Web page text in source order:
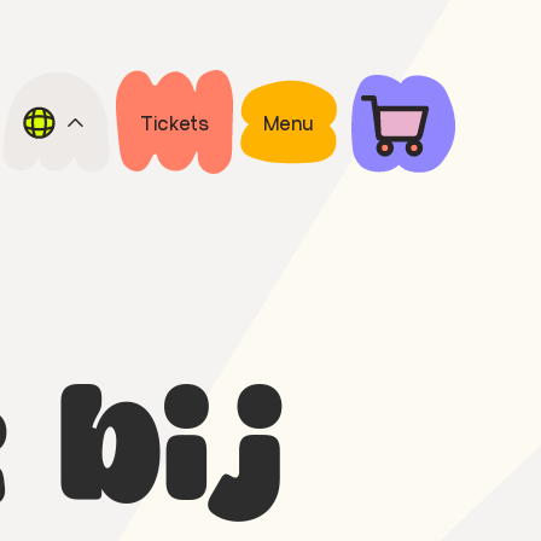
Tickets Menu
bij